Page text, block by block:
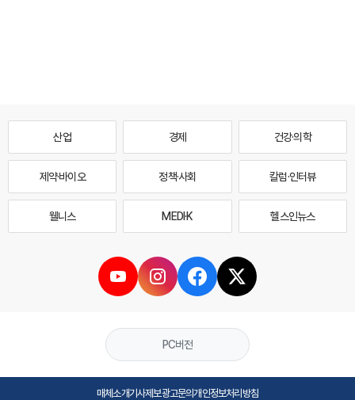
산업 경제 건강·의학
제약·바이오 정책·사회 칼럼·인터뷰
웰니스 MEDI·K 헬스인뉴스
PC버전
매체소개기사제보광고문의개인정보처리방침